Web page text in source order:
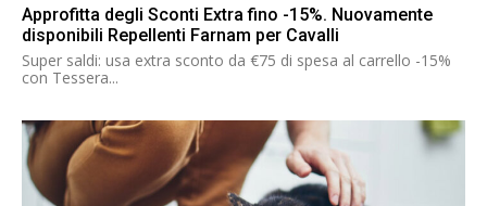
Approfitta degli Sconti Extra fino -15%. Nuovamente
disponibili Repellenti Farnam per Cavalli
Super saldi: usa extra sconto da €75 di spesa al carrello -15%
con Tessera...